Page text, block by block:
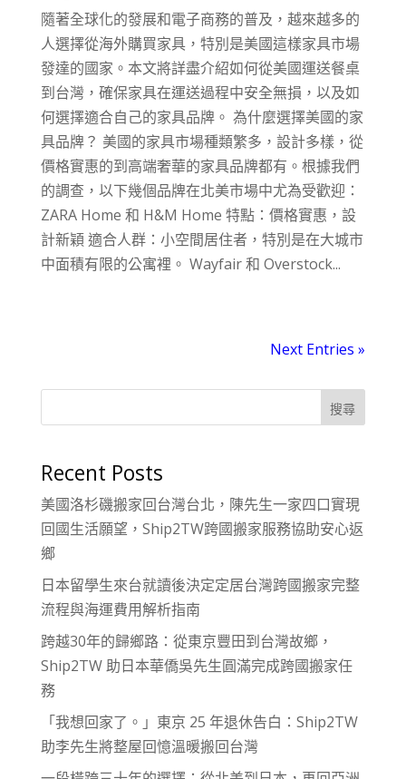
隨著全球化的發展和電子商務的普及，越來越多的
人選擇從海外購買家具，特別是美國這樣家具市場
發達的國家。本文將詳盡介紹如何從美國運送餐桌
到台灣，確保家具在運送過程中安全無損，以及如
何選擇適合自己的家具品牌。 為什麼選擇美國的家
具品牌？ 美國的家具市場種類繁多，設計多樣，從
價格實惠的到高端奢華的家具品牌都有。根據我們
的調查，以下幾個品牌在北美市場中尤為受歡迎：
ZARA Home 和 H&M Home 特點：價格實惠，設
計新穎 適合人群：小空間居住者，特別是在大城市
中面積有限的公寓裡。 Wayfair 和 Overstock...
Next Entries »
搜尋
Recent Posts
美國洛杉磯搬家回台灣台北，陳先生一家四口實現
回國生活願望，Ship2TW跨國搬家服務協助安心返
鄉
日本留學生來台就讀後決定定居台灣跨國搬家完整
流程與海運費用解析指南
跨越30年的歸鄉路：從東京豐田到台灣故鄉，
Ship2TW 助日本華僑吳先生圓滿完成跨國搬家任
務
「我想回家了。」東京 25 年退休告白：Ship2TW
助李先生將整屋回憶溫暖搬回台灣